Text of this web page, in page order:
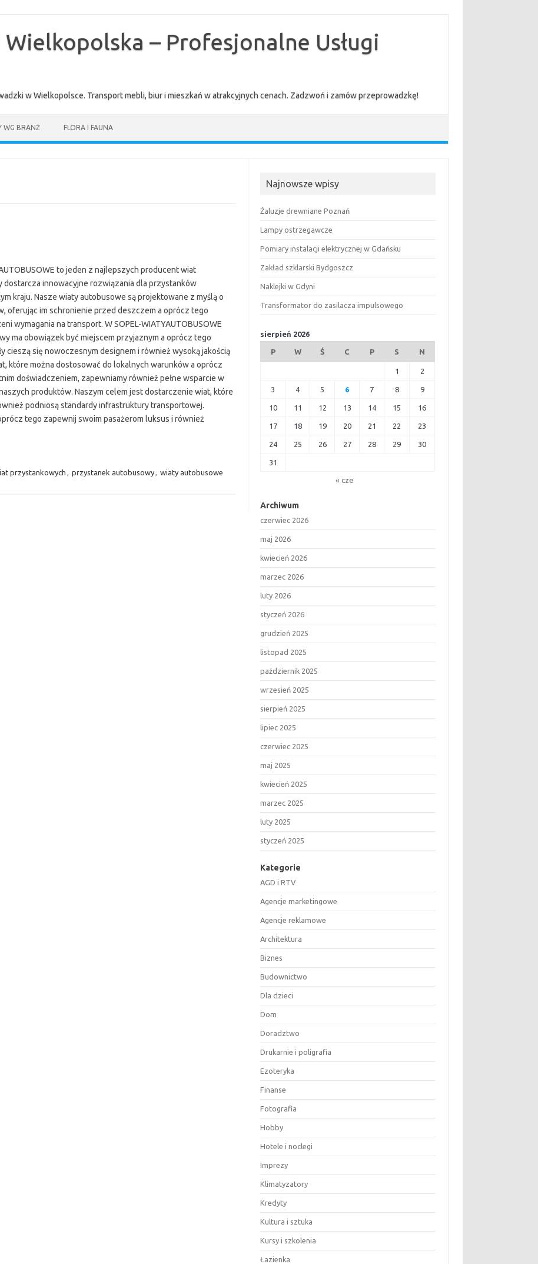
– Profesjonalne Usługi
w Wielkopolsce. Transport mebli, biur i mieszkań w atrakcyjnych cenach. Zadzwoń i zamów przeprowadzkę!
WG BRANŻ FLORA I FAUNA
to jeden z najlepszych producent wiat
dostarcza innowacyjne rozwiązania dla przystanków
kraju. Nasze wiaty autobusowe są projektowane z myślą o
oferując im schronienie przed deszczem a oprócz tego
wymagania na transport. W SOPEL-WIATYAUTOBUSOWE
ma obowiązek być miejscem przyjaznym a oprócz tego
cieszą się nowoczesnym designem i również wysoką jakością
które można dostosować do lokalnych warunków a oprócz
doświadczeniem, zapewniamy również pełne wsparcie w
produktów. Naszym celem jest dostarczenie wiat, które
podniosą standardy infrastruktury transportowej.
tego zapewnij swoim pasażerom luksus i również
przystankowych , przystanek autobusowy, wiaty autobusowe
Najnowsze wpisy
Żaluzje drewniane Poznań
Lampy ostrzegawcze
Pomiary instalacji elektrycznej w Gdańsku
Zakład szklarski Bydgoszcz
Naklejki w Gdyni
Transformator do zasilacza impulsowego
sierpień 2026
P W Ś C P S N
1 2
3 4 5 6 7 8 9
10 11 12 13 14 15 16
17 18 19 20 21 22 23
24 25 26 27 28 29 30
31
« cze
Archiwum
czerwiec 2026
maj 2026
kwiecień 2026
marzec 2026
luty 2026
styczeń 2026
grudzień 2025
listopad 2025
październik 2025
wrzesień 2025
sierpień 2025
lipiec 2025
czerwiec 2025
maj 2025
kwiecień 2025
marzec 2025
luty 2025
styczeń 2025
Kategorie
AGD i RTV
Agencje marketingowe
Agencje reklamowe
Architektura
Biznes
Budownictwo
Dla dzieci
Dom
Doradztwo
Drukarnie i poligrafia
Ezoteryka
Finanse
Fotografia
Hobby
Hotele i noclegi
Imprezy
Klimatyzatory
Kredyty
Kultura i sztuka
Kursy i szkolenia
Łazienka